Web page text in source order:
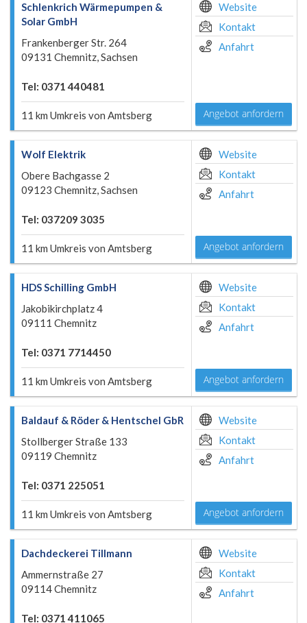
Schlenkrich Wärmepumpen &
Solar GmbH
Frankenberger Str. 264
09131 Chemnitz, Sachsen
Tel: 0371 440481
11 km Umkreis von Amtsberg
Website
Kontakt
Anfahrt
Angebot anfordern
Wolf Elektrik
Obere Bachgasse 2
09123 Chemnitz, Sachsen
Tel: 037209 3035
11 km Umkreis von Amtsberg
Website
Kontakt
Anfahrt
Angebot anfordern
HDS Schilling GmbH
Jakobikirchplatz 4
09111 Chemnitz
Tel: 0371 7714450
11 km Umkreis von Amtsberg
Website
Kontakt
Anfahrt
Angebot anfordern
Baldauf & Röder & Hentschel GbR
Stollberger Straße 133
09119 Chemnitz
Tel: 0371 225051
11 km Umkreis von Amtsberg
Website
Kontakt
Anfahrt
Angebot anfordern
Dachdeckerei Tillmann
Ammernstraße 27
09114 Chemnitz
Tel: 0371 411065
Website
Kontakt
Anfahrt